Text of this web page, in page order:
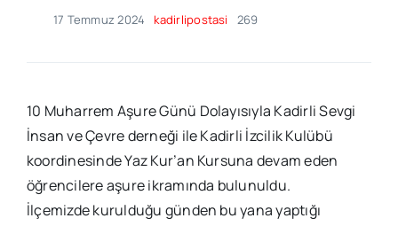
17 Temmuz 2024 kadirlipostasi 269
10 Muharrem Aşure Günü Dolayısıyla Kadirli Sevgi
İnsan ve Çevre derneği ile Kadirli İzcilik Kulübü
koordinesinde Yaz Kur’an Kursuna devam eden
öğrencilere aşure ikramında bulunuldu.
İlçemizde kurulduğu günden bu yana yaptığı